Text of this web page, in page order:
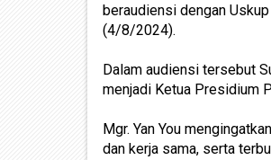
beraudiensi dengan
(4/8/2024).
Dalam audiensi tersebut
menjadi Ketua Presidium
Mgr. Yan You
dan kerja sama, serta